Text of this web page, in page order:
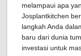
melampaui apa
Josplantkitchen
langkah Anda
baru dari dunia
investasi untuk